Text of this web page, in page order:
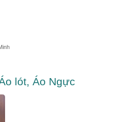
lót, Áo Ngực